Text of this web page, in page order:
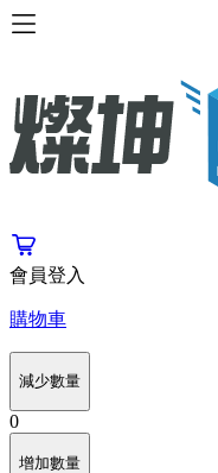
會員登入
購物車
減少數量
0
增加數量